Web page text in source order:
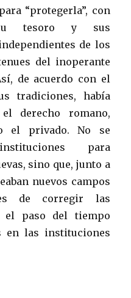
“protegerla”, con
tesoro y sus
de los
del inoperante
de acuerdo con el
tradiciones, había
derecho romano,
el privado. No se
para
sino que, junto a
nuevos campos
de corregir las
el paso del tiempo
en las instituciones